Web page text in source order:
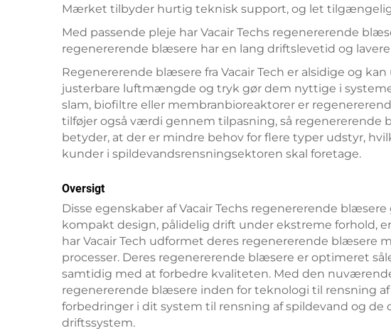
Mærket tilbyder hurtig teknisk support, og let
Med passende pleje har Vacair Techs regenererende
regenererende blæsere har en lang driftslevetid og
Regenererende blæsere fra Vacair Tech er alsidige og
justerbare luftmængde og tryk gør dem nyttige i
slam, biofiltre eller membranbioreaktorer er
tilføjer også værdi gennem tilpasning, så regenererende
betyder, at der er mindre behov for flere typer udstyr,
kunder i spildevandsrensningsektoren skal foretage.
Oversigt
Disse egenskaber af Vacair Techs regenererende
kompakt design, pålidelig drift under ekstreme forhold,
har Vacair Tech udformet deres regenererende
processer. Deres regenererende blæsere er optimeret
samtidig med at forbedre kvaliteten. Med den
regenererende blæsere inden for teknologi til rensning
forbedringer i dit system til rensning af spildevand og
driftssystem.